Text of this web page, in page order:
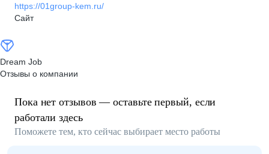
https://01group-kem.ru/
Сайт
Dream Job
Отзывы о компании
Пока нет отзывов — оставьте первый, если
работали здесь
Поможете тем, кто сейчас выбирает место работы